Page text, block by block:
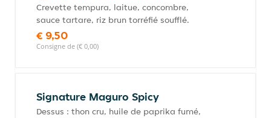
Crevette tempura, laitue, concombre,
sauce tartare, riz brun torréfié soufflé.
€ 9,50
Consigne de (€ 0,00)
Signature Maguro Spicy
Dessus : thon cru, huile de paprika fumé,